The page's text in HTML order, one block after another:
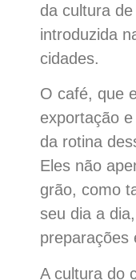
da cultura
introduzida
cidades.
O café, que
exportação
da rotina
Eles não
grão, como
seu dia a
preparações
A cultura do